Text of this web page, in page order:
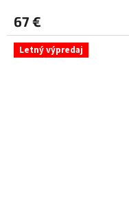
67 €
Letný výpredaj